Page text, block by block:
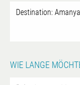
WIE LANGE